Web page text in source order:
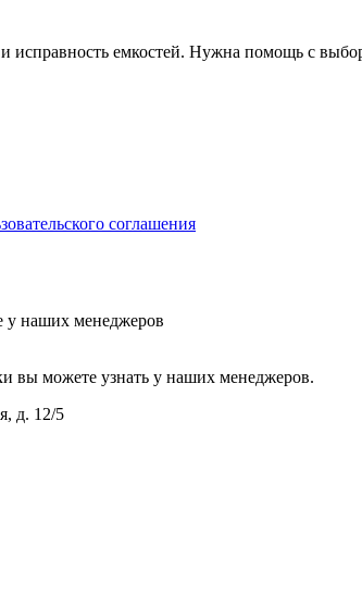
и исправность емкостей. Нужна помощь с
соглашения
у наших менеджеров
вы можете узнать у наших менеджеров.
д. 12/5